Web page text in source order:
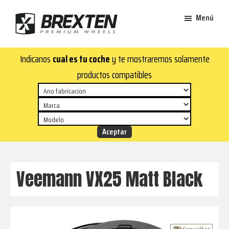
contenido
principal
de
página
Brexten
aluminio
premium
¡En
Brexten.com
encontrarás
aluminio
top!
y
estilo
Menú
Indicanos cual es tu cochey te mostraremos solamente
productos compatibles
Veemann VX25 Matt Black